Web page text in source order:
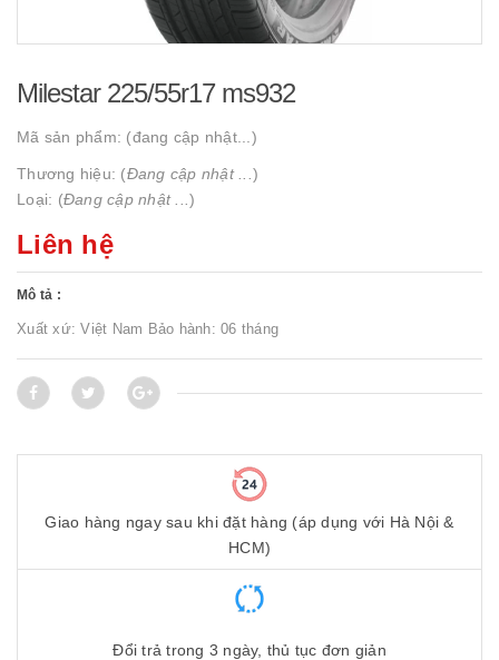
Milestar 225/55r17 ms932
Mã sản phẩm: (đang cập nhật...)
Thương hiệu: (Đang cập nhật ... )
Loại: (Đang cập nhật ... )
Liên hệ
Mô tả :
Xuất xứ: Việt Nam Bảo hành: 06 tháng
Giao hàng ngay sau khi đặt hàng (áp dụng với Hà Nội &
HCM)
Đổi trả trong 3 ngày, thủ tục đơn giản